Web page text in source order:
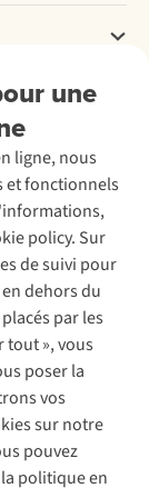
une
ligne, nous
et fonctionnels
policy. Sur
de suivi pour
dehors du
par les
tout », vous
poser la
vos
sur notre
pouvez
politique en